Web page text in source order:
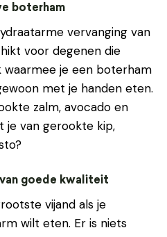
boterham
vervanging van
voor degenen die
je een boterham
met je handen eten.
zalm, avocado en
je van gerookte kip,
goede kwaliteit
vijand als je
wilt eten. Er is niets